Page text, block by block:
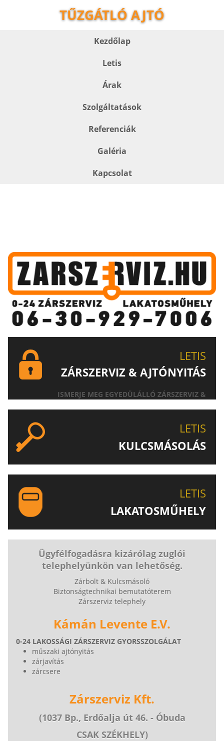
TŰZGÁTLÓ AJTÓ
Kezdőlap
Letis
Árak
Szolgáltatások
Referenciák
Galéria
Kapcsolat
LETIS
ZÁRSZERVIZ & AJTÓNYITÁS
ISMERJE MEG EGYEDÜLÁLLÓ ZÁRSZERVIZ &
LETIS
KULCSMÁSOLÁS
LETIS
LAKATOSMŰHELY
Ügyfélfogadásra kizárólag zuglói
telephelyünkön van lehetőség.
Zárbolt & Kulcsmásoló
Biztonságtechnikai bemutatóterem
Zárszerviz telephely
Kámán Levente E.V.
0-24 LAKOSSÁGI ZÁRSZERVIZ GYORSSZOLGÁLAT
műszaki ajtónyitás
zárjavítás
zárcsere
Zárszerviz Kft.
(1037 Bp., Erdőalja út 46. - Óbuda
CSAK SZÉKHELY)